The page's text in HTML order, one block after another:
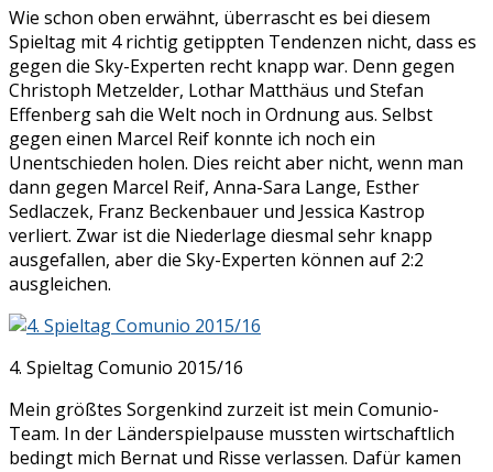
Wie schon oben erwähnt, überrascht es bei diesem
Spieltag mit 4 richtig getippten Tendenzen nicht, dass es
gegen die Sky-Experten recht knapp war. Denn gegen
Christoph Metzelder, Lothar Matthäus und Stefan
Effenberg sah die Welt noch in Ordnung aus. Selbst
gegen einen Marcel Reif konnte ich noch ein
Unentschieden holen. Dies reicht aber nicht, wenn man
dann gegen Marcel Reif, Anna-Sara Lange, Esther
Sedlaczek, Franz Beckenbauer und Jessica Kastrop
verliert. Zwar ist die Niederlage diesmal sehr knapp
ausgefallen, aber die Sky-Experten können auf 2:2
ausgleichen.
4. Spieltag Comunio 2015/16
Mein größtes Sorgenkind zurzeit ist mein Comunio-
Team. In der Länderspielpause mussten wirtschaftlich
bedingt mich Bernat und Risse verlassen. Dafür kamen